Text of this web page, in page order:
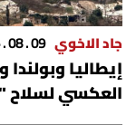
للتاريخ
فيديو
جاد الاخوي 09 . 08 . 2026
إيطاليا
العكسي لسلاح